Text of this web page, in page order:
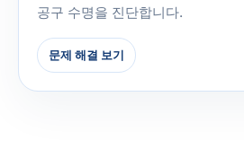
공구 수명을 진단합니다.
문제 해결 보기